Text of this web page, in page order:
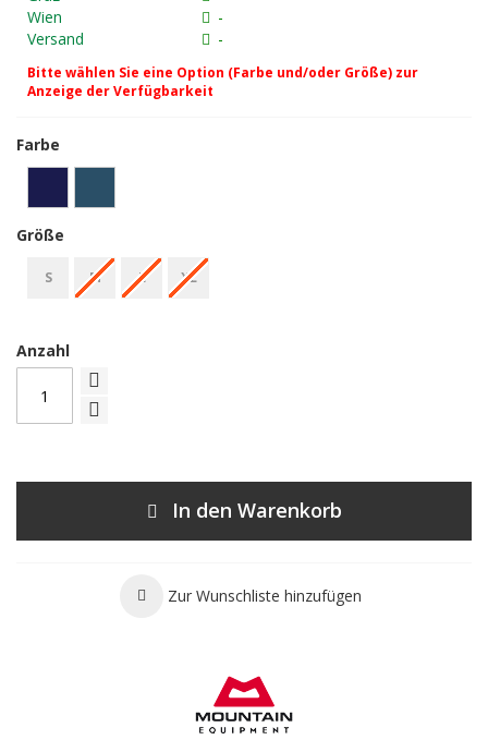
Wien
-
Versand
-
Bitte wählen Sie eine Option (Farbe und/oder Größe) zur
Anzeige der Verfügbarkeit
Farbe
Größe
S M L XL
Anzahl
In den Warenkorb
Zur Wunschliste hinzufügen